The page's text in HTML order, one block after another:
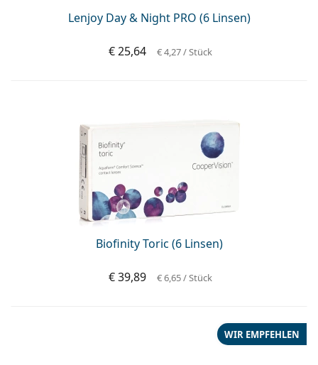
Lenjoy Day & Night PRO (6 Linsen)
€ 25,64 € 4,27/ Stück
Biofinity Toric (6 Linsen)
€ 39,89 € 6,65/ Stück
WIR EMPFEHLEN